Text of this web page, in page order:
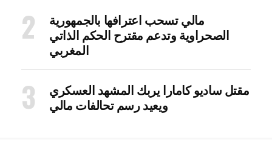
مالي تسحب اعترافها بالجمهورية
الصحراوية وتدعم مقترح الحكم الذاتي
المغربي
مقتل ساديو كامارا يربك المشهد العسكري
ويعيد رسم تحالفات مالي